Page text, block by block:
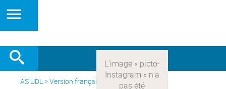
AS UDL>Version française Partenaires